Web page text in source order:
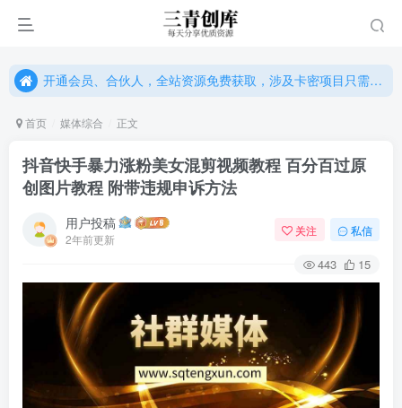
开通会员、合伙人，全站资源免费获取，涉及卡密项目只需单独购卡密（位置：网站右下悬浮按钮）
开通会员、合伙人，全站资源免费获取，涉及卡密项目只需单独购卡密（位置：网站右下悬浮按钮）
首页 媒体综合 正文
抖音快手暴力涨粉美女混剪视频教程 百分百过原
创图片教程 附带违规申诉方法
用户投稿
2年前更新
关注 私信
443 15